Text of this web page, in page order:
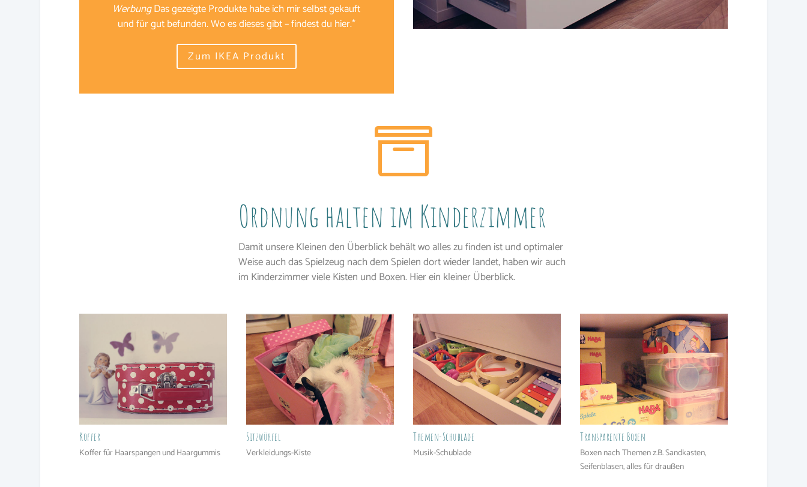
WerbungDas gezeigte Produkte habe ich mir selbst gekauft
und für gut befunden. Wo es dieses gibt – findest du hier.*
Zum IKEA Produkt

Ordnung halten im Kinderzimmer
Damit unsere Kleinen den Überblick behält wo alles zu finden ist und optimaler
Weise auch das Spielzeug nach dem Spielen dort wieder landet, haben wir auch
im Kinderzimmer viele Kisten und Boxen. Hier ein kleiner Überblick.
Koffer
Koffer für Haarspangen und Haargummis
Sitzwürfel
Verkleidungs-Kiste
Themen-Schublade
Musik-Schublade
Transparente Boxen
Boxen nach Themen z.B. Sandkasten,
Seifenblasen, alles für draußen